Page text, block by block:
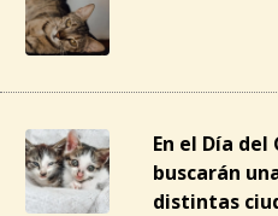
En el Día
buscarán
distintas